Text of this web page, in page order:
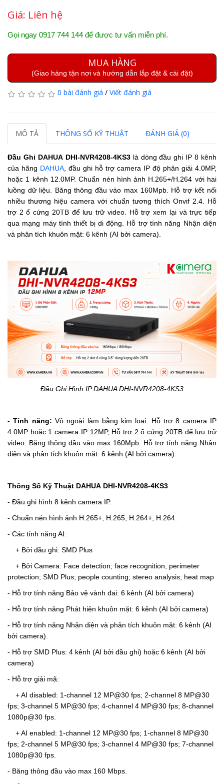
Giá: Liên hệ
Gọi ngay 0917 744 144 để được tư vấn miễn phí.
MUA HÀNG
(Giao hàng tận nơi và hướng dẫn lắp đặt & cài đặt)
0 bài đánh giá / Viết đánh giá
MÔ TẢ THÔNG SỐ KỸ THUẬT ĐÁNH GIÁ (0)
Đầu Ghi DAHUA DHI-NVR4208-4KS3là dòng đầu ghi IP 8 kênh
của hãng DAHUA , đầu ghi hỗ trợ camera IP độ phân giải 4.0MP,
hoặc 1 kênh 12.0MP. Chuẩn nén hình ảnh H.265+/H.264 với hai
luồng dữ liệu. Băng thông đầu vào max 160Mpb. Hỗ trợ kết nối
nhiều thương hiệu camera với chuẩn tương thích Onvif 2.4. Hỗ
trợ 2 ổ cứng 20TB để lưu trữ video. Hỗ trợ xem lại và trực tiếp
qua mạng máy tính thiết bị di động. Hỗ trợ tính năng Nhận diện
và phân tích khuôn mặt: 6 kênh (AI bởi camera).
Đầu Ghi Hình IP DAHUA DHI-NVR4208-4KS3
- Tính năng: Vỏ ngoài làm bằng kim loại. Hỗ trợ 8 camera IP
4.0MP hoặc 1 camera IP 12MP, Hỗ trợ 2 ổ cứng 20TB để lưu trữ
video. Băng thông đầu vào max 160Mpb. Hỗ trợ tính năng Nhận
diện và phân tích khuôn mặt: 6 kênh (AI bởi camera).
Thông Số Kỹ Thuật DAHUA DHI-NVR4208-4KS3
- Đầu ghi hình 8 kênh camera IP.
- Chuẩn nén hình ảnh H.265+, H.265, H.264+, H.264.
- Các tính năng AI:
+ Bởi đầu ghi: SMD Plus
+ Bởi Camera: Face detection; face recognition; perimeter
protection; SMD Plus; people counting; stereo analysis; heat map
- Hỗ trợ tính năng Bảo vệ vành đai: 6 kênh (AI bởi camera)
- Hỗ trợ tính năng Phát hiện khuôn mặt: 6 kênh (AI bởi camera)
- Hỗ trợ tính năng Nhận diện và phân tích khuôn mặt: 6 kênh (AI
bởi camera).
- Hỗ trợ SMD Plus: 4 kênh (AI bởi đầu ghi) hoặc 6 kênh (AI bởi
camera)
- Hỗ trợ giải mã:
+ AI disabled: 1-channel 12 MP@30 fps; 2-channel 8 MP@30
fps; 3-channel 5 MP@30 fps; 4-channel 4 MP@30 fps; 8-channel
1080p@30 fps.
+ AI enabled: 1-channel 12 MP@30 fps; 1-channel 8 MP@30
fps; 2-channel 5 MP@30 fps; 3-channel 4 MP@30 fps; 7-channel
1080p@30 fps.
- Băng thông đầu vào max 160 Mbps.